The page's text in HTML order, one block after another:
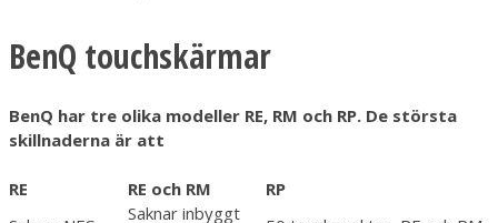
BenQ touchskärmar
BenQ har tre olika modeller RE, RM och RP. De största
skillnaderna är att
RE RE och RM
RP
Saknar inbyggt